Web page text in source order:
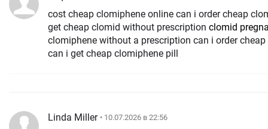
cost cheap clomiphene online can i order cheap
get cheap clomid without prescription clomid
clomiphene without a prescription can i order
can i get cheap clomiphene pill
Linda Miller • 10.07.2026 в 22:56